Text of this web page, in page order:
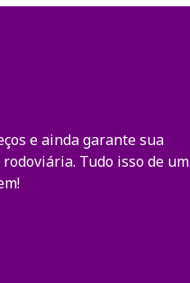
e ainda garante sua
Tudo isso de um